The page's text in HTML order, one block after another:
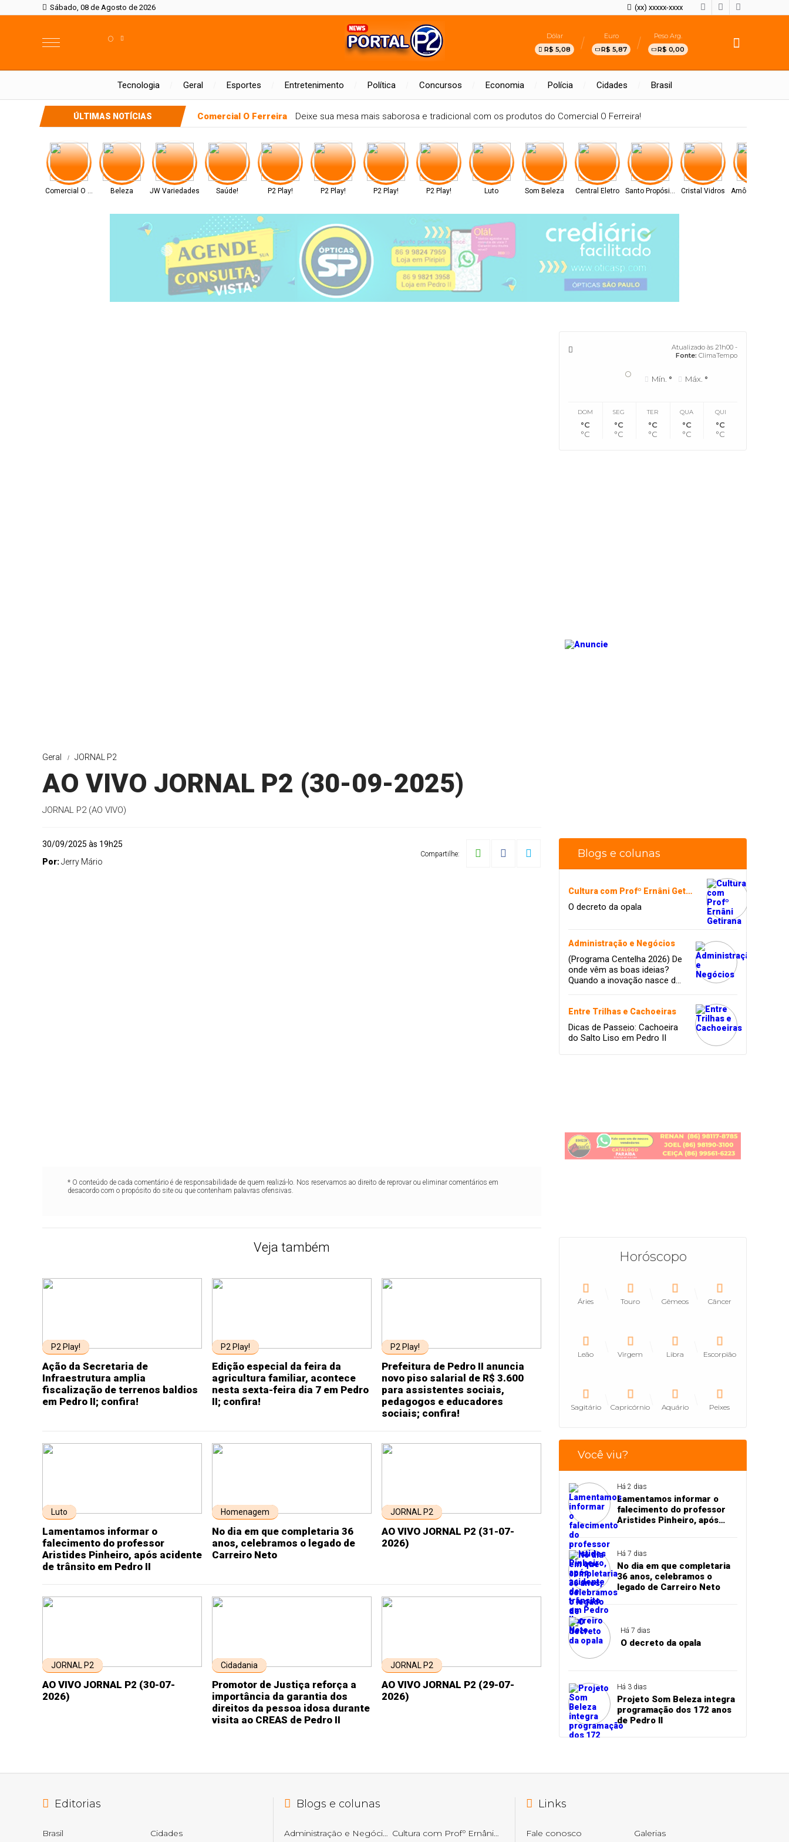
Sábado, 08 de Agosto de 2026 (xx) xxxxx-xxxx
°
Dólar
R$ 5,08
Euro
R$ 5,87
Peso Arg.
R$ 0,00
Tecnologia Geral Esportes Entretenimento Política Concursos Economia Polícia Cidades Brasil
ÚLTIMAS NOTÍCIAS Comercial O Ferreira Deixe sua mesa mais saborosa e tradicional com os produtos do Comercial O Ferreira!
Comercial O FerreiraBeleza JW Variedades Saúde! P2 Play! P2 Play! P2 Play! P2 Play! Luto Som Beleza Central Eletro Santo Propósito Cristal Vidros Amô Cosméticos
Geral JORNAL P2
AO VIVO JORNAL P2 (30-09-2025)
JORNAL P2 (AO VIVO)
30/09/2025 às 19h25
Por:Jerry Mário
Compartilhe:
* O conteúdo de cada comentário é de responsabilidade de quem realizá-lo. Nos reservamos ao direito de reprovar ou eliminar comentários em
desacordo com o propósito do site ou que contenham palavras ofensivas.
Veja também
P2 Play!
Ação da Secretaria de
Infraestrutura amplia
fiscalização de terrenos baldios
em Pedro II; confira!
P2 Play!
Edição especial da feira da
agricultura familiar, acontece
nesta sexta-feira dia 7 em Pedro
II; confira!
P2 Play!
Prefeitura de Pedro II anuncia
novo piso salarial de R$ 3.600
para assistentes sociais,
pedagogos e educadores
sociais; confira!
Luto
Lamentamos informar o
falecimento do professor
Aristides Pinheiro, após acidente
de trânsito em Pedro II
Homenagem
No dia em que completaria 36
anos, celebramos o legado de
Carreiro Neto
JORNAL P2
AO VIVO JORNAL P2 (31-07-
2026)
JORNAL P2
AO VIVO JORNAL P2 (30-07-
2026)
Cidadania
Promotor de Justiça reforça a
importância da garantia dos
direitos da pessoa idosa durante
visita ao CREAS de Pedro II
JORNAL P2
AO VIVO JORNAL P2 (29-07-
2026)
Atualizado às 21h00 -
Fonte: ClimaTempo
° Mín. ° Máx. °
DOM
°C
°C
SEG
°C
°C
TER
°C
°C
QUA
°C
°C
QUI
°C
°C
Blogs e colunas
Cultura com Profº Ernâni Getirana
O decreto da opala
Administração e Negócios
(Programa Centelha 2026) De
onde vêm as boas ideias?
Quando a inovação nasce da
Entre Trilhas e Cachoeiras
Dicas de Passeio: Cachoeira
do Salto Liso em Pedro II
Horóscopo
Áries Touro Gêmeos Câncer
Leão Virgem Libra Escorpião
Sagitário Capricórnio Aquário Peixes
Você viu?
Há 2 dias
Lamentamos informar o
falecimento do professor
Aristides Pinheiro, após
acidente de trânsito em
Há 7 dias
No dia em que completaria
36 anos, celebramos o
legado de Carreiro Neto
Há 7 dias
O decreto da opala
Há 3 dias
Projeto Som Beleza integra
programação dos 172 anos
de Pedro II
Editorias
Brasil Cidades
Blogs e colunas Links
Fale conosco Galerias